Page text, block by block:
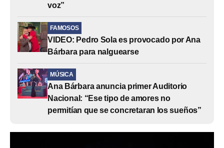
voz”
FAMOSOS
VIDEO: Pedro Sola es provocado por Ana
Bárbara para nalguearse
MÚSICA
Ana Bárbara anuncia primer Auditorio
Nacional: “Ese tipo de amores no
permitían que se concretaran los sueños”